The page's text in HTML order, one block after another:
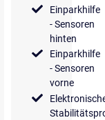
Einparkhilfe
- Sensoren
hinten
Einparkhilfe
- Sensoren
vorne